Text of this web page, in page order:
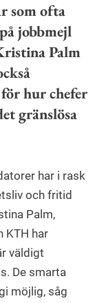
som ofta
jobbmejl
Palm
hur chefer
gränslösa
har i rask
och fritid
Palm,
KTH har
väldigt
De smarta
möjlig, såg